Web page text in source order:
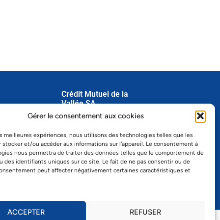
Gérer le consentement aux cookies
meilleures expériences, nous utilisons des technologies telles que les
stocker et/ou accéder aux informations sur l'appareil. Le consentement à
nous permettra de traiter des données telles que le comportement de
des identifiants uniques sur ce site. Le fait de ne pas consentir ou de
peut affecter négativement certaines caractéristiques et
ACCEPTER REFUSER
Crédit Mutuel de la
Vallée SA
Grand-Rue 22
Tél.021 845 15 00
Fax 021 845 15 01
info@cmvsa.ch
︱ Swift – RBABCH22180